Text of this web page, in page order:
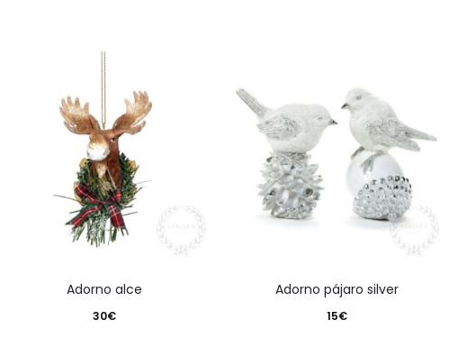
adorno alce
30€
adorno pájaro silver
15€